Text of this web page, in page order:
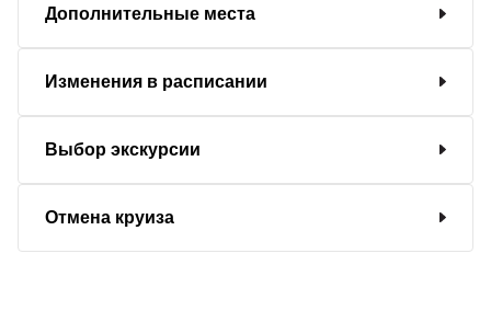
Дополнительные места
Изменения в расписании
Выбор экскурсии
Отмена круиза